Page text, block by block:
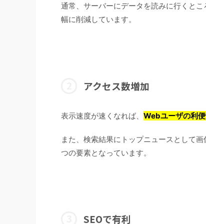
通常、サーバーにデータを読みに行くと
幅に削減しています。
アクセス数増加
表示速度が速くなれば、 Webユーザの利
また、検索結果にトップニュースとして
つの要素となっています。
SEOで有利